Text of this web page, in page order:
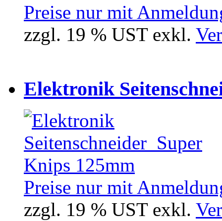
Preise nur mit
zzgl. 19 % UST exkl.
Elektronik
Preise nur mit
zzgl. 19 % UST exkl.